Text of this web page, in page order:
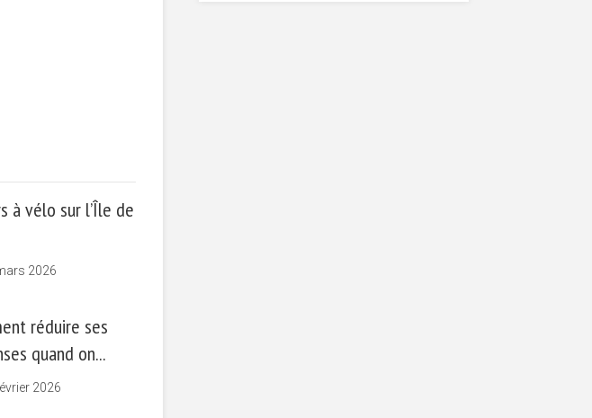
à vélo sur l’Île de
2026
réduire ses
quand on...
2026